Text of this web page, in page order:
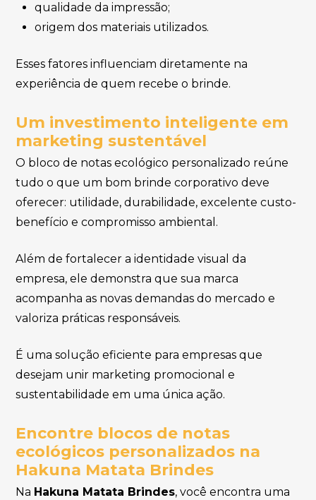
qualidade da impressão;
origem dos materiais utilizados.
Esses fatores influenciam diretamente na
experiência de quem recebe o brinde.
Um investimento inteligente em
marketing sustentável
O bloco de notas ecológico personalizado reúne
tudo o que um bom brinde corporativo deve
oferecer: utilidade, durabilidade, excelente custo-
benefício e compromisso ambiental.
Além de fortalecer a identidade visual da
empresa, ele demonstra que sua marca
acompanha as novas demandas do mercado e
valoriza práticas responsáveis.
É uma solução eficiente para empresas que
desejam unir marketing promocional e
sustentabilidade em uma única ação.
Encontre blocos de notas
ecológicos personalizados na
Hakuna Matata Brindes
Na Hakuna Matata Brindes, você encontra uma